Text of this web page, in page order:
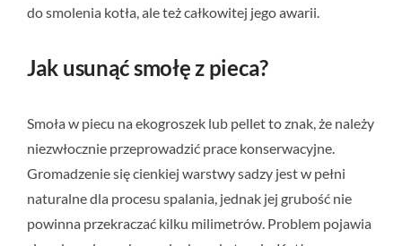
do smolenia kotła, ale też całkowitej jego awarii.
Jak usunąć smołę z pieca?
Smoła w piecu na ekogroszek lub pellet to znak, że należy
niezwłocznie przeprowadzić prace konserwacyjne.
Gromadzenie się cienkiej warstwy sadzy jest w pełni
naturalne dla procesu spalania, jednak jej grubość nie
powinna przekraczać kilku milimetrów. Problem pojawia